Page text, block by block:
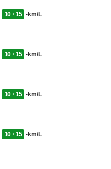
10・15 -km/L
10・15 -km/L
10・15 -km/L
10・15 -km/L